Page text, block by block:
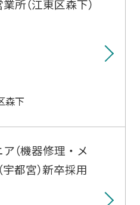
（江東区森下）
森下
（機器修理・メ
都宮）新卒採用